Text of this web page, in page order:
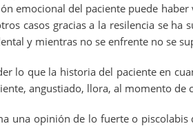
emocional del paciente puede
casos gracias a la resilencia se
y mientras no se enfrente no se
lo que la historia del paciente en
angustiado, llora, al momento de
una opinión de lo fuerte o